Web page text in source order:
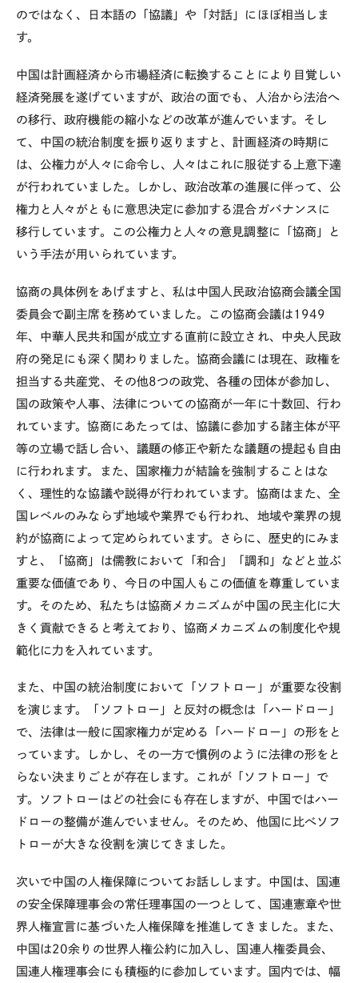
のではなく、日本語の「協議」や「対話」にほぼ相当しま
す。
中国は計画経済から市場経済に転換することにより目覚しい
経済発展を遂げていますが、政治の面でも、人治から法治へ
の移行、政府機能の縮小などの改革が進んでいます。そし
て、中国の統治制度を振り返りますと、計画経済の時期に
は、公権力が人々に命令し、人々はこれに服従する上意下達
が行われていました。しかし、政治改革の進展に伴って、公
権力と人々がともに意思決定に参加する混合ガバナンスに
移行しています。この公権力と人々の意見調整に「協商」と
いう手法が用いられています。
協商の具体例をあげますと、私は中国人民政治協商会議全国
委員会で副主席を務めていました。この協商会議は1949
年、中華人民共和国が成立する直前に設立され、中央人民政
府の発足にも深く関わりました。協商会議には現在、政権を
担当する共産党、その他8つの政党、各種の団体が参加し、
国の政策や人事、法律についての協商が一年に十数回、行わ
れています。協商にあたっては、協議に参加する諸主体が平
等の立場で話し合い、議題の修正や新たな議題の提起も自由
に行われます。また、国家権力が結論を強制することはな
く、理性的な協議や説得が行われています。協商はまた、全
国レベルのみならず地域や業界でも行われ、地域や業界の規
約が協商によって定められています。さらに、歴史的にみま
すと、「協商」は儒教において「和合」「調和」などと並ぶ
重要な価値であり、今日の中国人もこの価値を尊重していま
す。そのため、私たちは協商メカニズムが中国の民主化に大
きく貢献できると考えており、協商メカニズムの制度化や規
範化に力を入れています。
また、中国の統治制度において「ソフトロー」が重要な役割
を演じます。「ソフトロー」と反対の概念は「ハードロー」
で、法律は一般に国家権力が定める「ハードロー」の形をと
っています。しかし、その一方で慣例のように法律の形をと
らない決まりごとが存在します。これが「ソフトロー」で
す。ソフトローはどの社会にも存在しますが、中国ではハー
ドローの整備が進んでいません。そのため、他国に比べソフ
トローが大きな役割を演じてきました。
次いで中国の人権保障についてお話しします。中国は、国連
の安全保障理事会の常任理事国の一つとして、国連憲章や世
界人権宣言に基づいた人権保障を推進してきました。また、
中国は20余りの世界人権公約に加入し、国連人権委員会、
国連人権理事会にも積極的に参加しています。国内では、幅